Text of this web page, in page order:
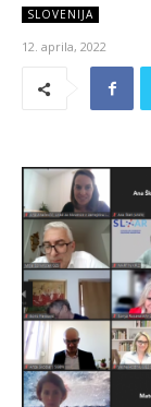
SLOVENIJA
12. aprila, 2022